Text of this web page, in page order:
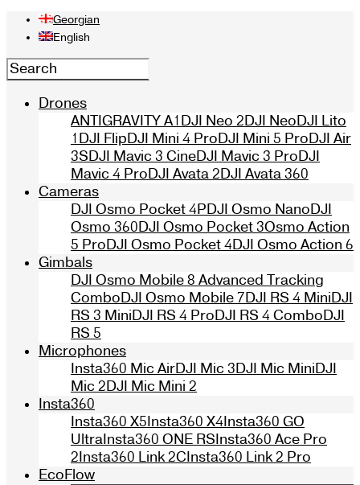
Georgian
English
Drones
ANTIGRAVITY A1DJI Neo 2DJI NeoDJI Lito
1DJI FlipDJI Mini 4 ProDJI Mini 5 ProDJI Air
3SDJI Mavic 3 CineDJI Mavic 3 ProDJI
Mavic 4 ProDJI Avata 2DJI Avata 360
Cameras
DJI Osmo Pocket 4PDJI Osmo NanoDJI
Osmo 360DJI Osmo Pocket 3Osmo Action
5 ProDJI Osmo Pocket 4DJI Osmo Action 6
Gimbals
DJI Osmo Mobile 8 Advanced Tracking
ComboDJI Osmo Mobile 7DJI RS 4 MiniDJI
RS 3 MiniDJI RS 4 ProDJI RS 4 ComboDJI
RS 5
Microphones
Insta360 Mic AirDJI Mic 3DJI Mic MiniDJI
Mic 2DJI Mic Mini 2
Insta360
Insta360 X5Insta360 X4Insta360 GO
UltraInsta360 ONE RSInsta360 Ace Pro
2Insta360 Link 2CInsta360 Link 2 Pro
EcoFlow